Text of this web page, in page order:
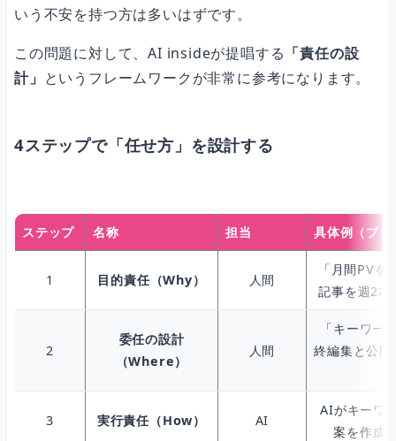
いう不安を持つ方は多いはずです。
この問題に対して、AI insideが提唱する 「責任の設
計」 というフレームワークが非常に参考になります。
4ステップで「任せ方」を設計する
ステップ 名称 担当 具体例（ブ
1 目的責任（Why） 人間
「月間PV
記事を週2
2
委任の設計
（Where）
人間
「キーワー
終編集と公
3 実行責任（How） AI
AIがキーワ
案を作成